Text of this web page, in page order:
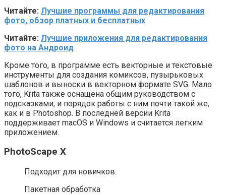
Читайте: Лучшие программы для редактирования
фото, обзор платных и бесплатных
Читайте: Лучшие приложения для редактирования
фото на Андроид
Кроме того, в программе есть векторные и текстовые
инструменты для создания комиксов, пузырьковых
шаблонов и выноски в векторном формате SVG. Мало
того, Krita также оснащена общим руководством с
подсказками, и порядок работы с ним почти такой же,
как и в Photoshop. В последней версии Krita
поддерживает macOS и Windows и считается легким
приложением.
PhotoScape X
Подходит для новичков.
Пакетная обработка